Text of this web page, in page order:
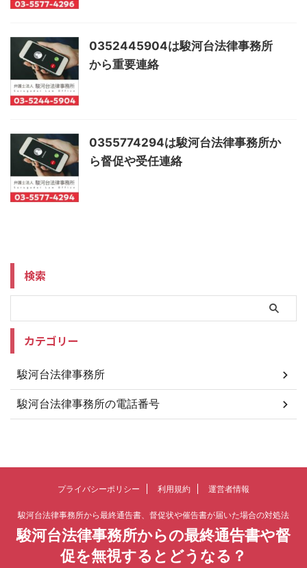
0352445904は駿河台法律事務所
から重要連絡
0355774294は駿河台法律事務所か
ら督促や受任連絡
検索
カテゴリー
駿河台法律事務所
駿河台法律事務所の電話番号
プライバシーポリシー 利用規約 運営者情報
駿河台法律事務所から最終通告書、督促状や催告書が届いた場合の対処法
駿河台法律事務所からの最終通告書や督
促を無視するとどうなる？